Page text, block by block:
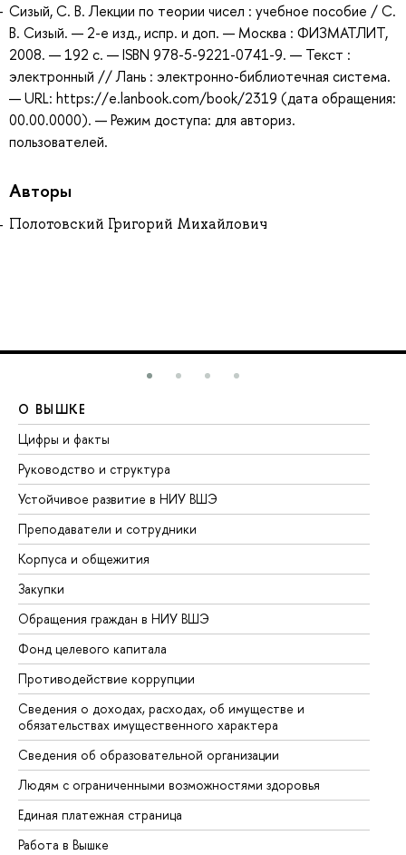
Сизый, С. В. Лекции по теории чисел : учебное пособие / С.
В. Сизый. — 2-е изд., испр. и доп. — Москва : ФИЗМАТЛИТ,
2008. — 192 с. — ISBN 978-5-9221-0741-9. — Текст :
электронный // Лань : электронно-библиотечная система.
— URL: https://e.lanbook.com/book/2319 (дата обращения:
00.00.0000). — Режим доступа: для авториз.
пользователей.
Авторы
Полотовский Григорий Михайлович
О ВЫШКЕ
Цифры и факты
Руководство и структура
Устойчивое развитие в НИУ ВШЭ
Преподаватели и сотрудники
Корпуса и общежития
Закупки
Обращения граждан в НИУ ВШЭ
Фонд целевого капитала
Противодействие коррупции
Сведения о доходах, расходах, об имуществе и
обязательствах имущественного характера
Сведения об образовательной организации
Людям с ограниченными возможностями здоровья
Единая платежная страница
Работа в Вышке